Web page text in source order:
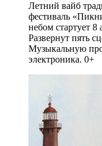
Летний вайб
фестиваль
небом стартует 8
Развернут пять
Музыкальную
электроника. 0+